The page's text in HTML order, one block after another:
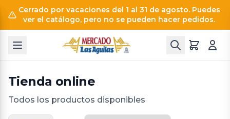
Cerrado por vacaciones del 1 al 31 de agosto. Puedes
ver el catálogo, pero no se pueden hacer pedidos.
Tienda online
Todos los productos disponibles